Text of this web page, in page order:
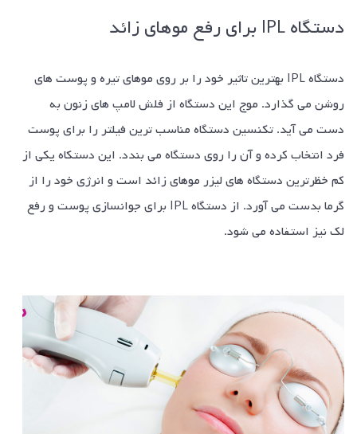
دستگاه IPL برای رفع موهای زائد
دستگاه IPL بهترین تاثیر خود را بر روی موهای تیره و پوست های
روشن می گذارد. موج این دستگاه از فلش لامپ های زنون به
دست می آید. تکنسین دستگاه مناسب ترین فیلتر را برای پوست
فرد انتخاب کرده و آن را روی دستگاه می بندد. این دستکاه یکی از
کم خظرترین دستگاه های لیزر موهای زائد است و انرژی خود را از
گرما بدست می آورد. از دستگاه IPL برای جوانسازی پوست و رفع
لک نیز استفاده می شود.